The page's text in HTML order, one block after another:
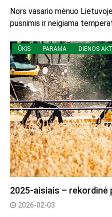
Nors vasario mėnuo
pusnimis ir neigiama
ŪKIS PARAMA DIENOS
2025-aisiais – rekordinė
2026-02-03